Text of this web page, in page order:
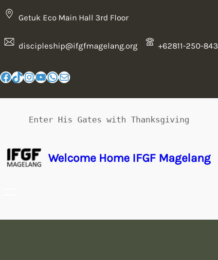
Getuk Eco Main Hall 3rd Floor
discipleship@ifgfmagelang.org +62811-250-843
Enter His Gates with Thanksgiving
Welcome Home IFGF Magelang